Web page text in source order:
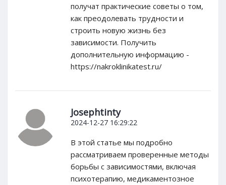
получат практические советы о том,
как преодолевать трудности и
строить новую жизнь без
зависимости. Получить
дополнительную информацию -
https://nakroklinikatest.ru/
Josephtinty
2024-12-27 16:29:22
В этой статье мы подробно
рассматриваем проверенные методы
борьбы с зависимостями, включая
психотерапию, медикаментозное